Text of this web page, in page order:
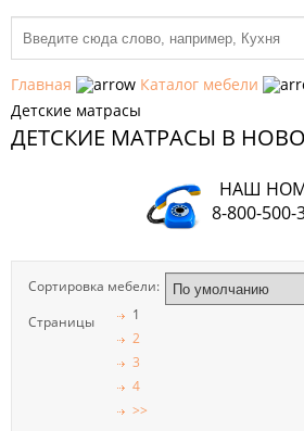
Главная Каталог мебели
Детские матрасы
ДЕТСКИЕ МАТРАСЫ В
НАШ
8-800-500-
Сортировка мебели:
Страницы
1
2
3
4
>>
МЕБЕЛЬ
КУХНИ
ДЕТСКАЯ
ШКАФЫ
МЕБЕЛЬ